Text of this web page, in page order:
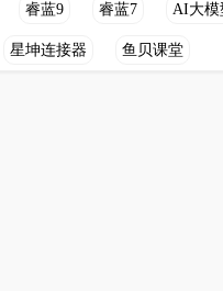
睿蓝9 睿蓝7 AI大模
星坤连接器 鱼贝课堂